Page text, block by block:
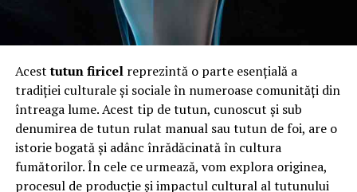
Acesttutun firicelreprezintă o parte esențială a
tradiției culturale și sociale în numeroase comunități din
întreaga lume. Acest tip de tutun, cunoscut și sub
denumirea de tutun rulat manual sau tutun de foi, are o
istorie bogată și adânc înrădăcinată în cultura
fumătorilor. În cele ce urmează, vom explora originea,
procesul de producție și impactul cultural al tutunului